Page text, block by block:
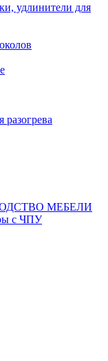
удлинители для
разогрева
МЕБЕЛИ
с ЧПУ